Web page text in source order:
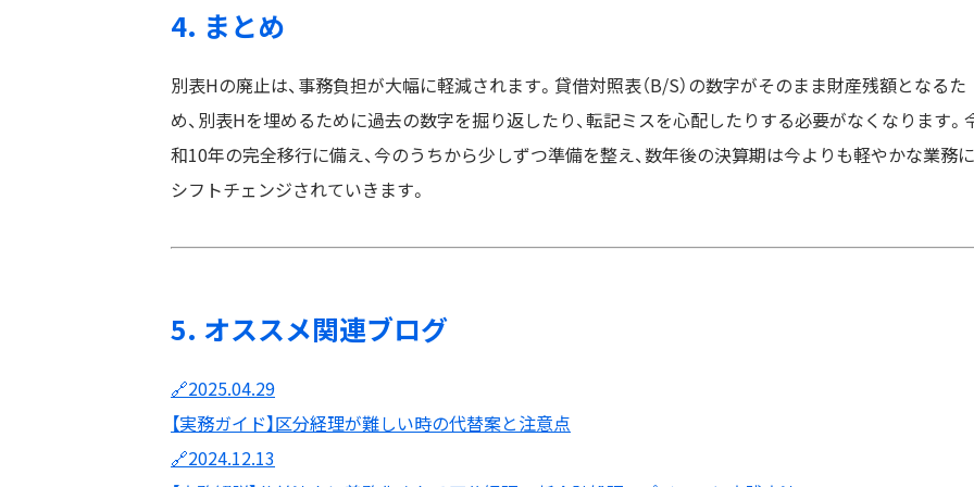
4. まとめ
別表Hの廃止は、事務負担が大幅に軽減されます。貸借対照表（B/S）の数字がそのまま財産残額となるた
め、別表Hを埋めるために過去の数字を掘り返したり、転記ミスを心配したりする必要がなくなります。
和10年の完全移行に備え、今のうちから少しずつ準備を整え、数年後の決算期は今よりも軽やかな業務に
シフトチェンジされていきます。
5. オススメ関連ブログ
🔗2025.04.29
【実務ガイド】区分経理が難しい時の代替案と注意点
🔗2024.12.13